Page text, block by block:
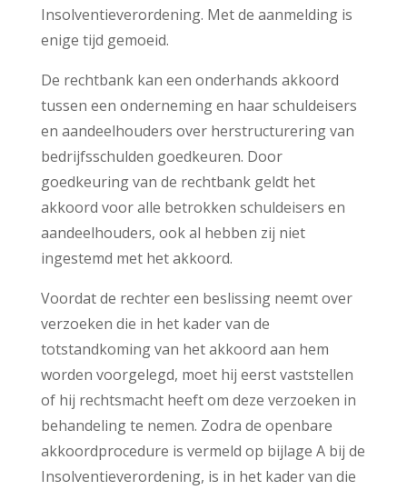
Insolventieverordening. Met de aanmelding is
enige tijd gemoeid.
De rechtbank kan een onderhands akkoord
tussen een onderneming en haar schuldeisers
en aandeelhouders over herstructurering van
bedrijfsschulden goedkeuren. Door
goedkeuring van de rechtbank geldt het
akkoord voor alle betrokken schuldeisers en
aandeelhouders, ook al hebben zij niet
ingestemd met het akkoord.
Voordat de rechter een beslissing neemt over
verzoeken die in het kader van de
totstandkoming van het akkoord aan hem
worden voorgelegd, moet hij eerst vaststellen
of hij rechtsmacht heeft om deze verzoeken in
behandeling te nemen. Zodra de openbare
akkoordprocedure is vermeld op bijlage A bij de
Insolventieverordening, is in het kader van die